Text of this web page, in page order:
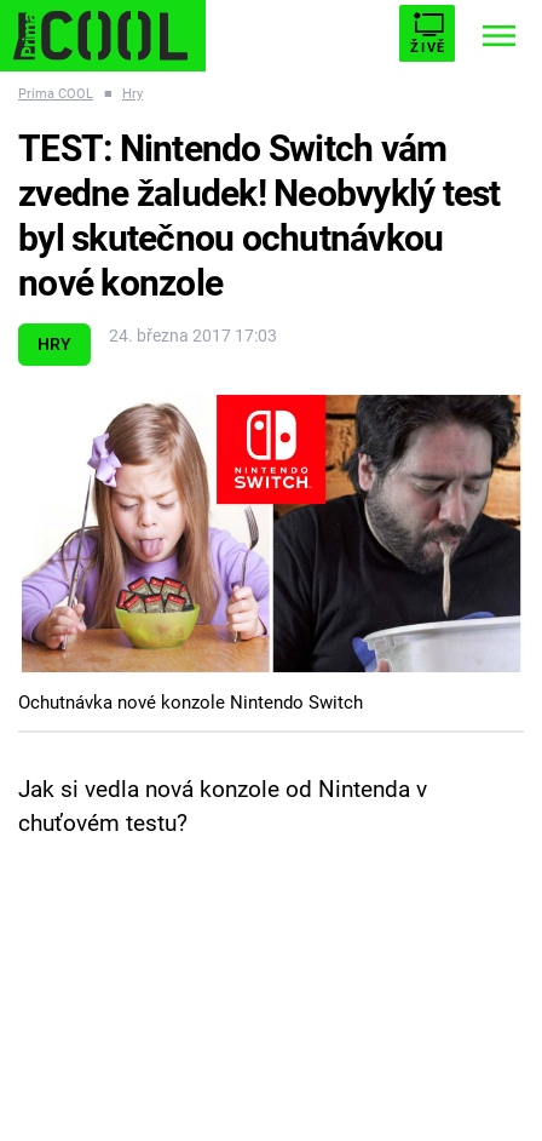
ŽIVĚ
ESCAPE PLNEJ KOTEL AVENGERS 5
Témata
Seriály
Cool Esport
Pořady
Přihlášení
Prima COOL ■ Hry
HRY 24. března 2017 17:03
TEST: Nintendo Switch vám
zvedne žaludek! Neobvyklý test
byl skutečnou ochutnávkou
nové konzole
Ochutnávka nové konzole Nintendo Switch
Jak si vedla nová konzole od Nintenda v
chuťovém testu?